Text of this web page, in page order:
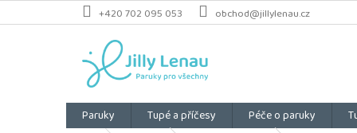
Přejít
na
+420 702 095 053 obchod@jillylenau.cz
Paruky Tupé a příčesy Péče o paruky